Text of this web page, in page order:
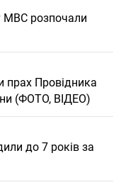
МВС розпочали
прах Провідника
(ФОТО, ВІДЕО)
до 7 років за